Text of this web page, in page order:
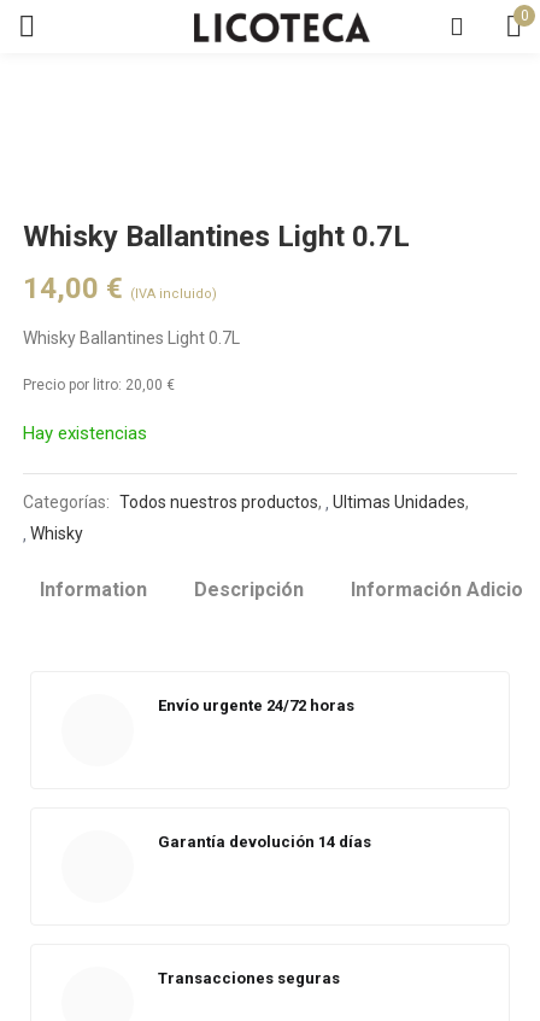
0
Whisky Ballantines Light 0.7L
14,00 € (IVA incluido)
Whisky Ballantines Light 0.7L
Precio por litro: 20,00 €
Hay existencias
Categorías: Todos nuestros productos, Ultimas Unidades,
Whisky
Information Descripción Información
Envío urgente 24/72 horas
Garantía devolución 14 días
Transacciones seguras